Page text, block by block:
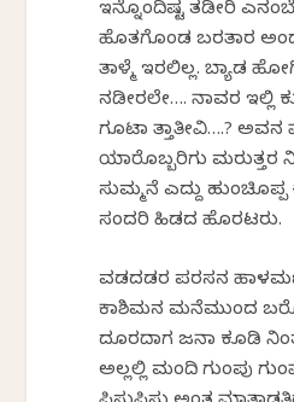
ಇನ್ನೊಂದಿಷ್ಟ ತಡೀರಿ
ಹೊತಗೊಂಡ ಬರತಾರ
ತಾಳ್ಮೆ ಇರಲಿಲ್ಲ. ಬ್ಯಾಡ
ನಡೀರಲೇ…. ನಾವರ ಇಲ್ಲಿ
ಗೂಟಾ ಕೆತ್ತಾತೀವಿ….?
ಯಾರೊಬ್ಬರಿಗು ಮರುತ್ತರ
ಸುಮ್ಮನೆ ಎದ್ದು
ಸಂದರಿ ಹಿಡದ ಹೊರಟರು.
ವಡದಡರ ಪರಸನ
ಕಾಶಿಮನ ಮನೆಮುಂದ
ದೂರದಾಗ ಜನಾ ಕೂಡಿ
ಅಲ್ಲಲ್ಲಿ ಮಂದಿ ಗುಂಪು